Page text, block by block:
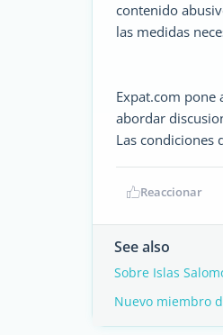
contenido
las medidas
Expat.com pone
abordar
Las condiciones
Reaccionar
See also
Sobre Islas
Nuevo miembro